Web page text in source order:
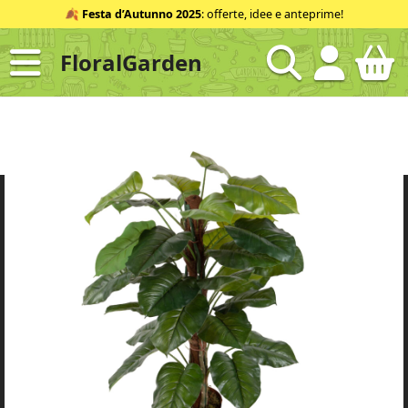
al
contenuto
ID
🍂 Festa d’Autunno 2025: offerte, idee e anteprime!
FloralGarden